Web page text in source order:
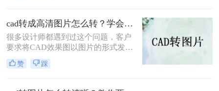
场作业时想要查看CAD文件，方法非
常简单！
cad转成高清图片怎么转？学会这个方法，5秒搞定！
很多设计师都遇到过这个问题，客户
要求将CAD效果图以图片的形式发
送。这样一来，他们不用下载CAD软
件，就能查看图纸效果。其实CAD导
图纸后，通过QQ截图或电脑自带的
赞 踩